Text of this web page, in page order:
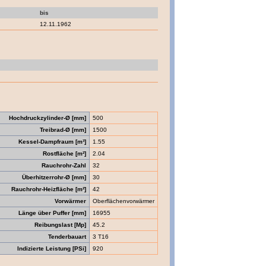
bis
12.11.1962
Hochdruckzylinder-Ø [mm]
500
Treibrad-Ø [mm]
1500
Kessel-Dampfraum [m³]
1.55
Rostfläche [m²]
2.04
Rauchrohr-Zahl
32
Überhitzerrohr-Ø [mm]
30
Rauchrohr-Heizfläche [m²]
42
Vorwärmer
Oberflächenvorwärmer
Länge über Puffer [mm]
16955
Reibungslast [Mp]
45.2
Tenderbauart
3 T16
Indizierte Leistung [PSi]
920